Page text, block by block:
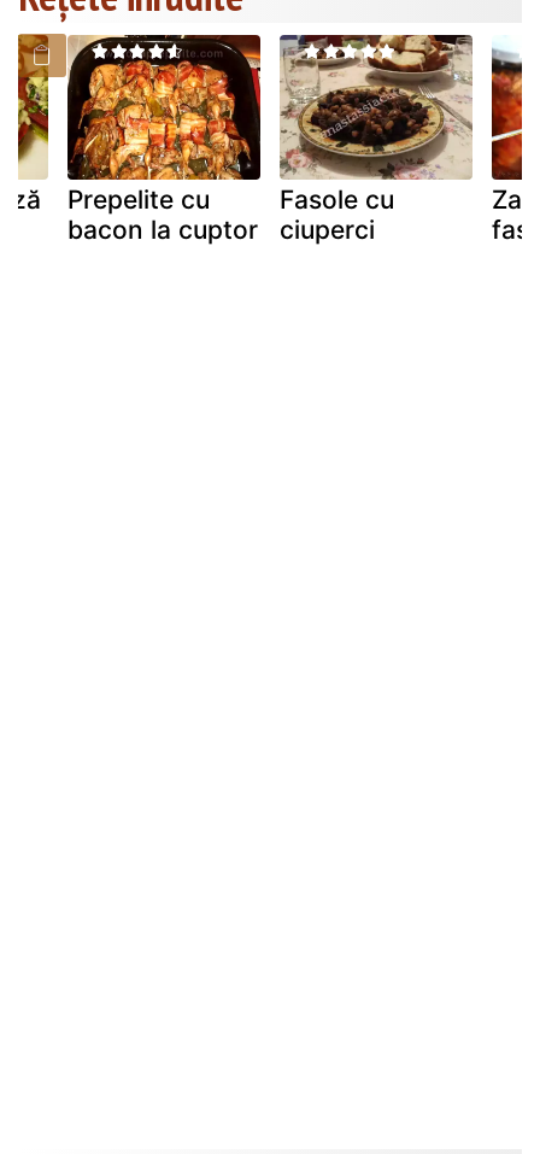
Prepelite cu
bacon la cuptor
Fasole cu
ciuperci